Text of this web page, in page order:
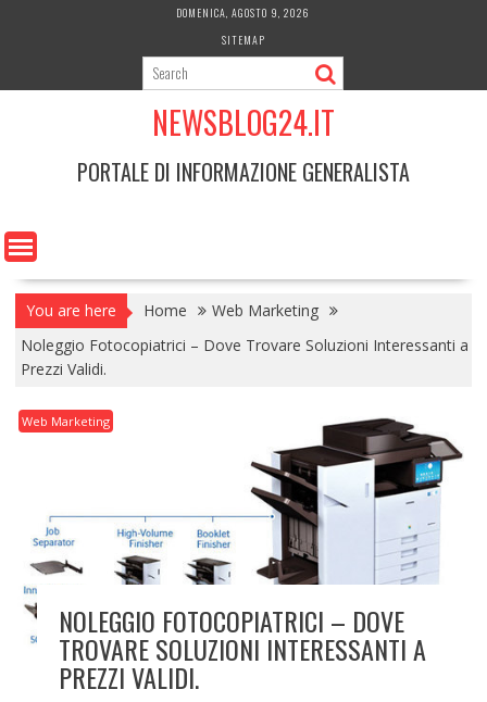
DOMENICA, AGOSTO 9, 2026
SITEMAP
NEWSBLOG24.IT
PORTALE DI INFORMAZIONE GENERALISTA
You are here Home
Web Marketing
Noleggio Fotocopiatrici – Dove Trovare Soluzioni Interessanti a
Prezzi Validi.
Web Marketing
NOLEGGIO FOTOCOPIATRICI – DOVE
TROVARE SOLUZIONI INTERESSANTI A
PREZZI VALIDI.